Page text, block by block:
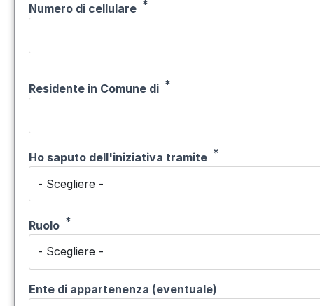
Numero di cellulare
Residente in Comune di
Ho saputo dell'iniziativa tramite
Ruolo
Ente di appartenenza (eventuale)